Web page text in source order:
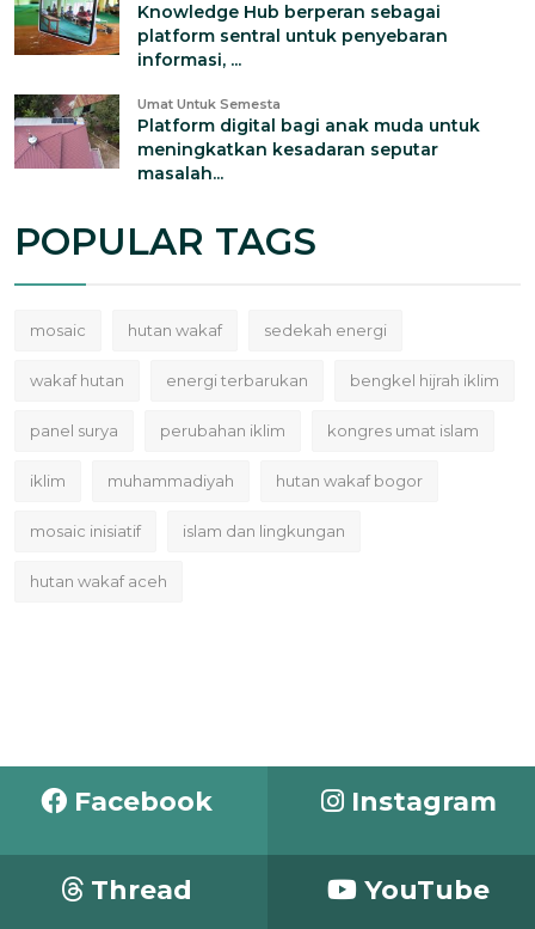
Knowledge Hub berperan sebagai
platform sentral untuk penyebaran
informasi, ...
Umat Untuk Semesta
Platform digital bagi anak muda untuk
meningkatkan kesadaran seputar
masalah...
POPULAR TAGS
mosaic hutan wakaf sedekah energi
wakaf hutan energi terbarukan bengkel hijrah iklim
panel surya perubahan iklim kongres umat islam
iklim muhammadiyah hutan wakaf bogor
mosaic inisiatif islam dan lingkungan
hutan wakaf aceh
Facebook Instagram
Thread YouTube